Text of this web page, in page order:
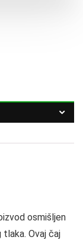
osmišljen
tlaka. Ovaj čaj